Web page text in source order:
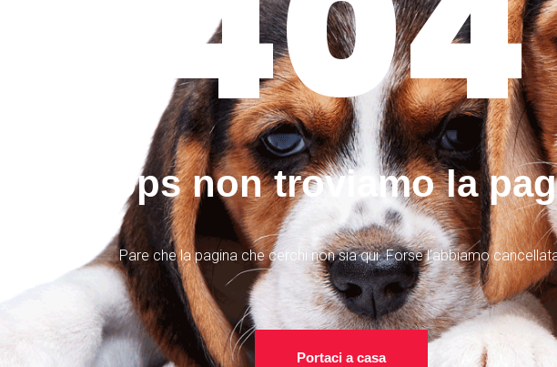
Ooops non troviamo la
Pare che la pagina che cerchi non sia qui. Forse l’abbiamo
Portaci a casa